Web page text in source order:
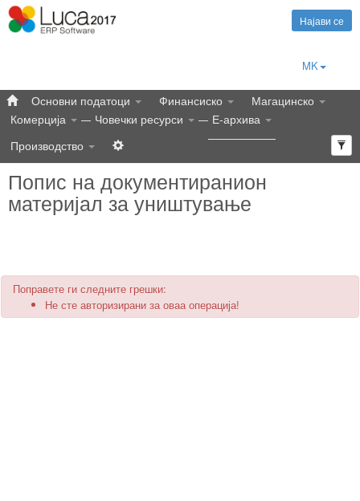
Најави се
MK
Основни податоци Финансиско
Магацинско
Комерција
Човечки ресурси
Е-архива
Производство
Попис на документиранион
материјал за уништување
Поправете ги следните грешки:
Не сте авторизирани за оваа операција!